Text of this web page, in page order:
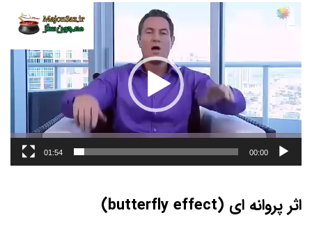
نمایشگر
ویدیو
00:00
01:54
اثر پروانه ای (butterfly effect)